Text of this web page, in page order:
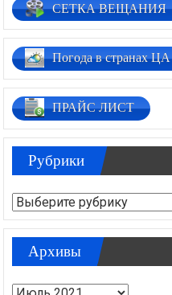
СЕТКА ВЕЩАНИЯ
Погода в странах ЦА
ПРАЙС ЛИСТ
Рубрики
Рубрики
Архивы
Архивы